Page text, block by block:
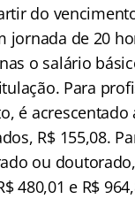
do
jornada de 20
o salário
Para
é acrescentado
R$ 155,08.
ou
480,01 e R$